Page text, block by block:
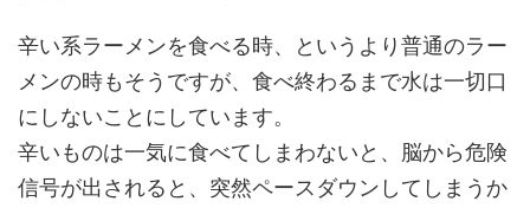
辛い系ラーメンを食べる時、というより普通のラー
メンの時もそうですが、食べ終わるまで水は一切口
にしないことにしています。
辛いものは一気に食べてしまわないと、脳から危険
信号が出されると、突然ペースダウンしてしまうか